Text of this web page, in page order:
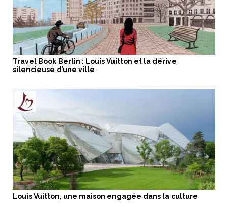
Travel Book Berlin : Louis Vuitton et la dérive
silencieuse d’une ville
Louis Vuitton, une maison engagée dans la culture